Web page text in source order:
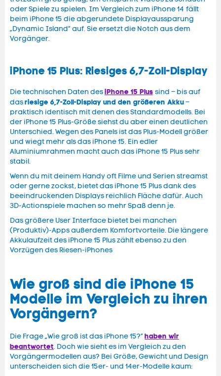
oder Spiele zu spielen. Im Vergleich zum iPhone 14 fällt
beim iPhone 15 die abgerundete Displayaussparung
„Dynamic Island“ auf. Sie ersetzt die Notch aus dem
Vorgänger.
iPhone 15 Plus: Riesiges 6,7-Zoll-Display
Die technischen Daten desiPhone 15 Plus sind – bis auf
dasriesige 6,7-Zoll-Display und den größeren Akku–
praktisch identisch mit denen des Standardmodells. Bei
der iPhone 15 Plus-Größe siehst du aber einen deutlichen
Unterschied. Wegen des Panels ist das Plus-Modell größer
und wiegt mehr als das iPhone 15. Ein edler
Aluminiumrahmen macht auch das iPhone 15 Plus sehr
stabil.
Wenn du mit deinem Handy oft Filme und Serien streamst
oder gerne zockst, bietet das iPhone 15 Plus dank des
beeindruckenden Displays reichlich Fläche dafür. Auch
3D-Actionspiele machen so mehr Spaß denn je.
Das größere User Interface bietet bei manchen
(Produktiv)-Apps außerdem Komfortvorteile. Die längere
Akkulaufzeit des iPhone 15 Plus zählt ebenso zu den
Vorzügen des Riesen-iPhones
Wie groß sind die iPhone 15
Modelle im Vergleich zu ihren
Vorgängern?
Die Frage „Wie groß ist das iPhone 15?“haben wir
beantwortet. Doch wie sieht es im Vergleich zu den
Vorgängermodellen aus? Bei Größe, Gewicht und Design
unterscheiden sich die 15er- und 14er-Modelle kaum: